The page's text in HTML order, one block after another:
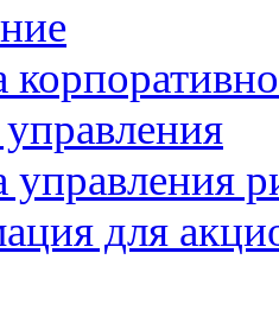
управления
для